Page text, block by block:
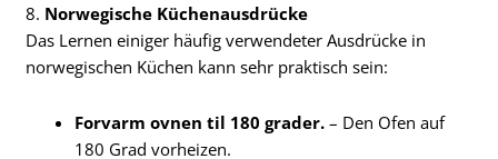
8. Norwegische Küchenausdrücke
Das Lernen einiger häufig verwendeter Ausdrücke in
norwegischen Küchen kann sehr praktisch sein:
Forvarm ovnen til 180 grader. – Den Ofen auf
180 Grad vorheizen.